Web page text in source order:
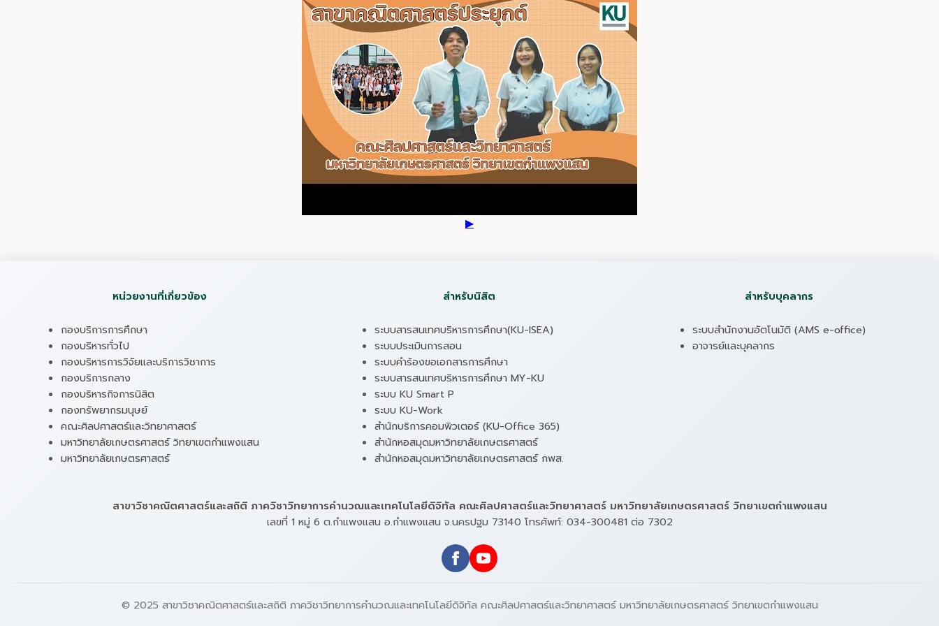
▶
หน่วยงานที่เกี่ยวข้อง
กองบริการการศึกษา
กองบริหารทั่วไป
กองบริหารการวิจัยและบริการวิชาการ
กองบริการกลาง
กองบริหารกิจการนิสิต
กองทรัพยากรมนุษย์
คณะศิลปศาสตร์และวิทยาศาสตร์
มหาวิทยาลัยเกษตรศาสตร์ วิทยาเขตกำแพงแสน
มหาวิทยาลัยเกษตรศาสตร์
สำหรับนิสิต
ระบบสารสนเทศบริหารการศึกษา(KU-ISEA)
ระบบประเมินการสอน
ระบบคำร้องขอเอกสารการศึกษา
ระบบสารสนเทศบริหารการศึกษา MY-KU
ระบบ KU Smart P
ระบบ KU-Work
สำนักบริการคอมพิวเตอร์ (KU-Office 365)
สำนักหอสมุดมหาวิทยาลัยเกษตรศาสตร์
สำนักหอสมุดมหาวิทยาลัยเกษตรศาสตร์ กพส.
สำหรับบุคลากร
ระบบสำนักงานอัตโนมัติ (AMS e-office)
อาจารย์และบุคลากร
สาขาวิชาคณิตศาสตร์และสถิติ ภาควิชาวิทยาการคำนวณและเทคโนโลยีดิจิทัล คณะศิลปศาสตร์และวิทยาศาสตร์ มหาวิทยาลัยเกษตรศาสตร์ วิทยาเขตกำแพงแสน
เลขที่ 1 หมู่ 6 ต.กำแพงแสน อ.กำแพงแสน จ.นครปฐม 73140 โทรศัพท์: 034-300481 ต่อ 7302
© 2025 สาขาวิชาคณิตศาสตร์และสถิติ ภาควิชาวิทยาการคำนวณและเทคโนโลยีดิจิทัล คณะศิลปศาสตร์และวิทยาศาสตร์ มหาวิทยาลัยเกษตรศาสตร์ วิทยาเขตกำแพงแสน